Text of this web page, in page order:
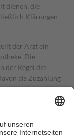
dienen, die
Klärungen
der Arzt ein
Die
der Regel die
als Zuzahlung
Höhe von zehn
die tatsächlichen